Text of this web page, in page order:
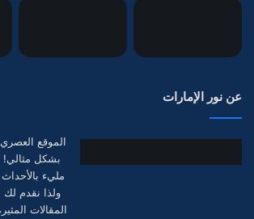
عن نور الإمارات
الموقع
بشكل مثالي!
مليء
ولذا نقدم
المقالات